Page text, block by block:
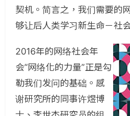
契机。简言之，我们需要的
够让后人类学习新生命－社
2016年的网络社会年
会“网络化的力量”正是勾
勒我们发问的基础。感
谢研究所的同事许煜博